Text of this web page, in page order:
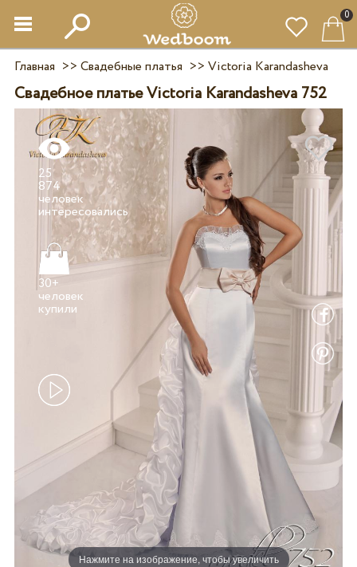
0
Главная >> Свадебные платья >> Victoria Karandasheva
Свадебное платье Victoria Karandasheva 752
Нажмите на изображение, чтобы увеличить
25
874
человек
интересовались
30+
человек